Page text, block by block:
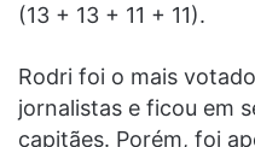
(13 + 13 + 11 + 11).
Rodri foi o mais
jornalistas e ficou em
capitães. Porém, foi